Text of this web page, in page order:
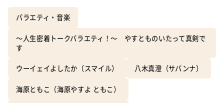
バラエティ・音楽
～人生密着トークバラエティ！～ やすとものいたって真剣で
す
ウーイェイよしたか（スマイル） 八木真澄（サバンナ）
海原ともこ（海原やすよ ともこ）